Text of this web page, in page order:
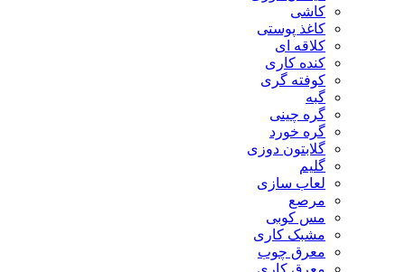
کاشی
کاغذ پوستی
کلاقه ای
کنده کاری
کوفته گری
گبه
گره چینی
گره خورد
گلابتون دوزی
گلیم
لعاب سازی
مرصع
مس کوبی
مشبک کاری
معرق چوب